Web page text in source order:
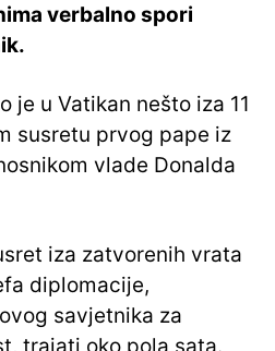
verbalno spori
je u Vatikan nešto iza 11
susretu prvog pape iz
vlade Donalda
iza zatvorenih vrata
diplomacije,
savjetnika za